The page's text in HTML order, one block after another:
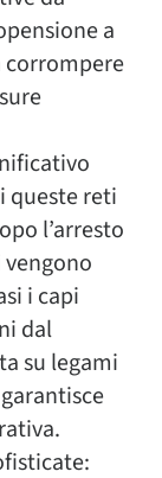
a
corrompere
queste reti
l’arresto
i capi
dal
su legami